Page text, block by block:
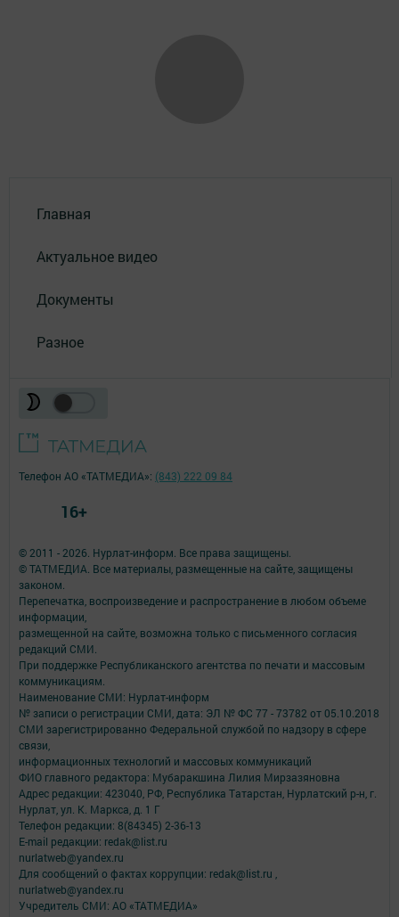
Главная
Актуальное видео
Документы
Разное
© 2011 - 2026. Нурлат-⁠информ. Все права защищены.
© ТАТМЕДИА. Все материалы, размещенные на сайте, защищены
законом.
Перепечатка, воспроизведение и распространение в любом объеме
информации,
размещенной на сайте, возможна только с письменного согласия
редакций СМИ.
При поддержке Республиканского агентства по печати и массовым
коммуникациям.
Наименование СМИ: Нурлат-⁠информ
№ записи о регистрации СМИ, дата: ЭЛ № ФС 77 -⁠ 73782 от 05.10.2018
СМИ зарегистрированно Федеральной службой по надзору в сфере
связи,
информационных технологий и массовых коммуникаций
ФИО главного редактора: Мубаракшина Лилия Мирзазяновна
Адрес редакции: 423040, РФ, Республика Татарстан, Нурлатский р-н, г.
Нурлат, ул. К. Маркса, д. 1 Г
Телефон редакции: 8(84345) 2-36-13
E-mail редакции: redak@list.ru
nurlatweb@yandex.ru
Для сообщений о фактах коррупции: redak@list.ru ,
nurlatweb@yandex.ru
Учредитель СМИ: АО «ТАТМЕДИА»
Телефон АО «ТАТМЕДИА»: (843) 222 09 84
16+